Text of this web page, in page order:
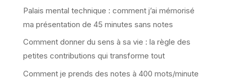
Palais mental technique : comment j’ai mémorisé
ma présentation de 45 minutes sans notes
Comment donner du sens à sa vie : la règle des
petites contributions qui transforme tout
Comment je prends des notes à 400 mots/minute